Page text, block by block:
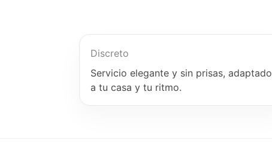
Discreto
Servicio elegante y sin prisas, adaptado
a tu casa y tu ritmo.